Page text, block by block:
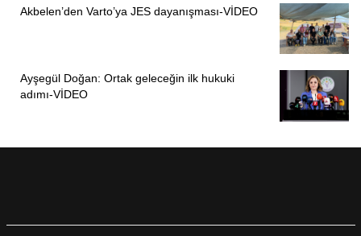
Akbelen’den Varto’ya JES dayanışması-VİDEO
Ayşegül Doğan: Ortak geleceğin ilk hukuki
adımı-VİDEO